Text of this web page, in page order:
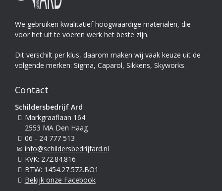
We gebruiken kwalitatief hoogwaardige materialen, die
voor het uit te voeren werk het beste zijn.
Dit verschilt per klus, daarom maken wij vaak keuze uit de
volgende merken: Sigma, Caparol, Sikkens, Skyworks.
Contact
Schildersbedrijf Ard
Markgraaflaan 164
2553 MA Den Haag
06 - 24 777 513
info@schildersbedrijfard.nl
KVK: 272.84.816
BTW: 1454.27.572.BO1
Bekijk onze Facebook